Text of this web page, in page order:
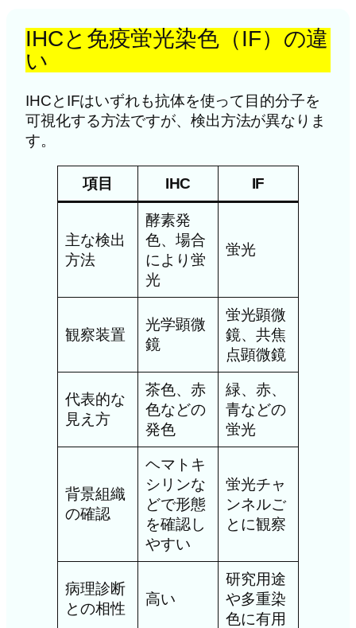
IHCと免疫蛍光染色（IF）の違
い
IHCとIFはいずれも抗体を使って目的分子を
可視化する方法ですが、検出方法が異なりま
す。
項目 IHC IF
主な検出
方法
酵素発
色、場合
により蛍
光
蛍光
観察装置
光学顕微
鏡
蛍光顕微
鏡、共焦
点顕微鏡
代表的な
見え方
茶色、赤
色などの
発色
緑、赤、
青などの
蛍光
背景組織
の確認
ヘマトキ
シリンな
どで形態
を確認し
やすい
蛍光チャ
ンネルご
とに観察
病理診断
との相性
高い
研究用途
や多重染
色に有用